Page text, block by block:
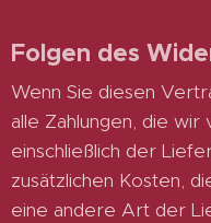
Folgen des
Wenn Sie diesen
alle Zahlungen, die wir
einschließlich der
zusätzlichen Kosten,
eine andere Art der